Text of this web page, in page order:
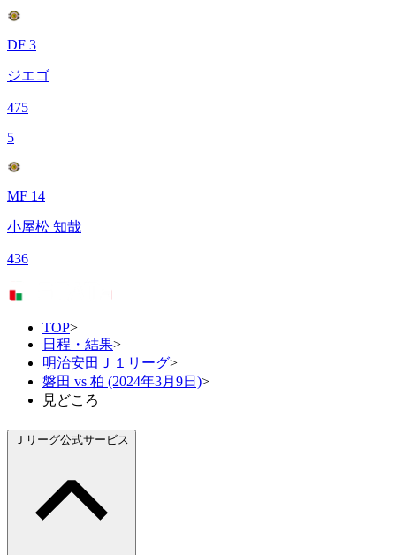
DF 3
ジエゴ
475
5
MF 14
小屋松 知哉
436
TOP>
日程・結果>
明治安田Ｊ１リーグ>
磐田 vs 柏 (2024年3月9日)>
見どころ
Ｊリーグ公式サービス